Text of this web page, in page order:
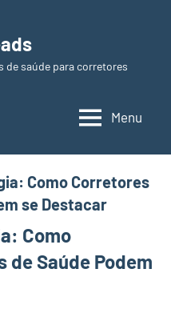
de saúde para corretores
Menu
Como Corretores
se Destacar
Como
de Saúde Podem